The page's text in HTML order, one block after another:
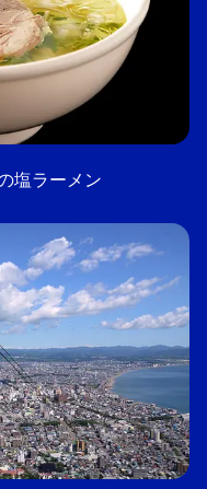
塩ラーメン